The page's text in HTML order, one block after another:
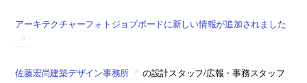
アーキテクチャーフォトジョブボードに新しい情報が追加されました
佐藤宏尚建築デザイン事務所
の設計スタッフ/広報・事務スタッフ